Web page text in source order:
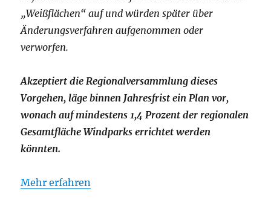
„Weißflächen“ auf und würden später über
Änderungsverfahren aufgenommen oder
verworfen.
Akzeptiert die Regionalversammlung dieses
Vorgehen, läge binnen Jahresfrist ein Plan vor,
wonach auf mindestens 1,4 Prozent der regionalen
Gesamtfläche Windparks errichtet werden
könnten.
Mehr erfahren